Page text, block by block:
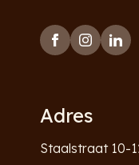
Adres
Staalstraat 10-